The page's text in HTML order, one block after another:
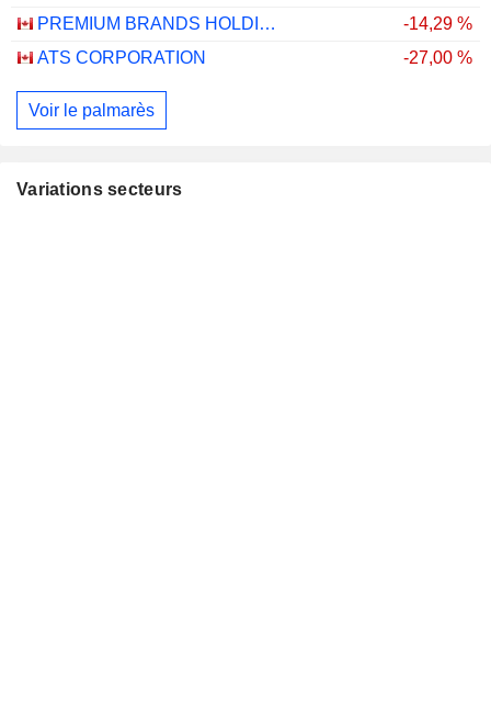
PREMIUM BRANDS HOLDINGS CORPORATION
-14,29 %
ATS CORPORATION
-27,00 %
Voir le palmarès
Variations secteurs